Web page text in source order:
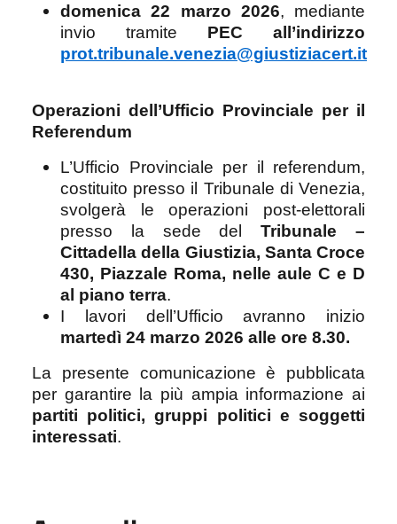
domenica 22 marzo 2026, mediante
invio tramite PEC all’indirizzo
prot.tribunale.venezia@giustiziacert.it
Operazioni dell’Ufficio Provinciale per il
Referendum
L’Ufficio Provinciale per il referendum,
costituito presso il Tribunale di Venezia,
svolgerà le operazioni post-elettorali
presso la sede delTribunale –
Cittadella della Giustizia, Santa Croce
430, Piazzale Roma, nelle aule C e D
al piano terra.
I lavori dell’Ufficio avranno inizio
martedì 24 marzo 2026 alle ore 8.30.
La presente comunicazione è pubblicata
per garantire la più ampia informazione ai
partiti politici, gruppi politici e soggetti
interessati.